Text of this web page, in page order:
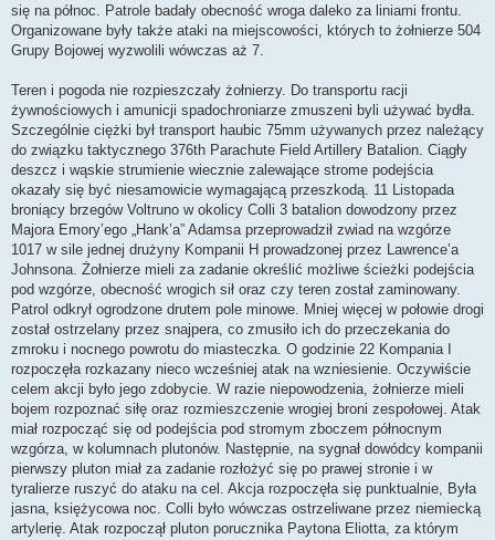
się na północ. Patrole badały obecność wroga daleko za liniami frontu.
Organizowane były także ataki na miejscowości, których to żołnierze 504
Grupy Bojowej wyzwolili wówczas aż 7.
Teren i pogoda nie rozpieszczały żołnierzy. Do transportu racji
żywnościowych i amunicji spadochroniarze zmuszeni byli używać bydła.
Szczególnie ciężki był transport haubic 75mm używanych przez należący
do związku taktycznego 376th Parachute Field Artillery Batalion. Ciągły
deszcz i wąskie strumienie wiecznie zalewające strome podejścia
okazały się być niesamowicie wymagającą przeszkodą. 11 Listopada
broniący brzegów Voltruno w okolicy Colli 3 batalion dowodzony przez
Majora Emory’ego „Hank’a” Adamsa przeprowadził zwiad na wzgórze
1017 w sile jednej drużyny Kompanii H prowadzonej przez Lawrence’a
Johnsona. Żołnierze mieli za zadanie określić możliwe ścieżki podejścia
pod wzgórze, obecność wrogich sił oraz czy teren został zaminowany.
Patrol odkrył ogrodzone drutem pole minowe. Mniej więcej w połowie drogi
został ostrzelany przez snajpera, co zmusiło ich do przeczekania do
zmroku i nocnego powrotu do miasteczka. O godzinie 22 Kompania I
rozpoczęła rozkazany nieco wcześniej atak na wzniesienie. Oczywiście
celem akcji było jego zdobycie. W razie niepowodzenia, żołnierze mieli
bojem rozpoznać siłę oraz rozmieszczenie wrogiej broni zespołowej. Atak
miał rozpocząć się od podejścia pod stromym zboczem północnym
wzgórza, w kolumnach plutonów. Następnie, na sygnał dowódcy kompanii
pierwszy pluton miał za zadanie rozłożyć się po prawej stronie i w
tyralierze ruszyć do ataku na cel. Akcja rozpoczęła się punktualnie, Była
jasna, księżycowa noc. Colli było wówczas ostrzeliwane przez niemiecką
artylerię. Atak rozpoczął pluton porucznika Paytona Eliotta, za którym